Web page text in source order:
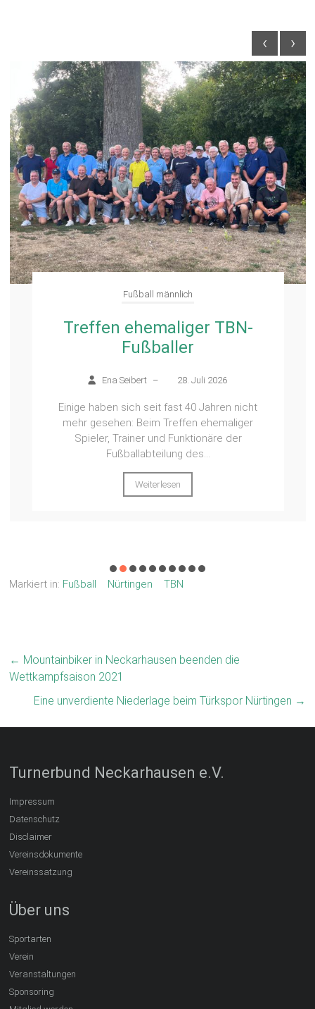
Fußball männlich
Treffen ehemaliger TBN-
Fußballer
Ena Seibert – 28. Juli 2026
Einige haben sich seit fast 40 Jahren nicht
mehr gesehen: Beim Treffen ehemaliger
Spieler, Trainer und Funktionäre der
Fußballabteilung des...
Weiterlesen
‹ ›
Markiert in: Fußball Nürtingen TBN
← Mountainbiker in Neckarhausen beenden die
Wettkampfsaison 2021
Eine unverdiente Niederlage beim Türkspor Nürtingen →
Turnerbund Neckarhausen e.V.
Impressum
Datenschutz
Disclaimer
Vereinsdokumente
Vereinssatzung
Über uns
Sportarten
Verein
Veranstaltungen
Sponsoring